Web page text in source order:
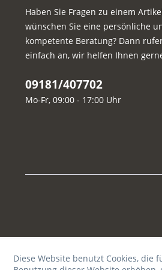
Haben Sie Fragen zu einem
wünschen Sie eine persönliche
kompetente Beratung? Dann
einfach an, wir helfen Ihnen
09181/407702
Mo-Fr, 09:00 - 17:00 Uhr
Diese Website benutzt Cookies,